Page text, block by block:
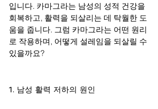
입니다. 카마그라는 남성의 성적 건강을
회복하고, 활력을 되살리는 데 탁월한 도
움을 줍니다. 그럼 카마그라는 어떤 원리
로 작용하며, 어떻게 설레임을 되살릴 수
있을까요?
1. 남성 활력 저하의 원인